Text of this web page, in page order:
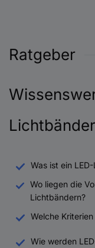
Ratgeber
Lichtbänder
Was ist ein
Wo liegen die
Lichtbändern?
Welche
Wie werden